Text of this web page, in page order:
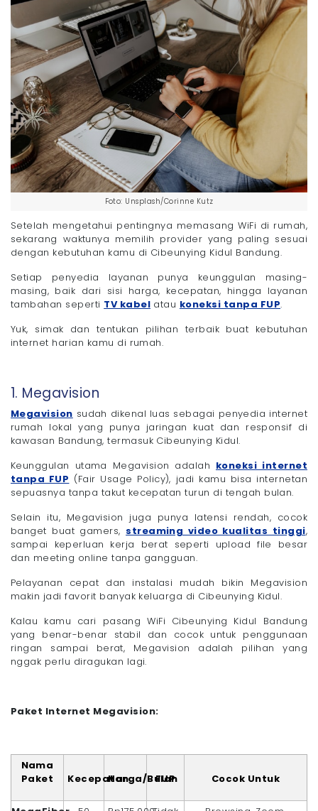
Foto: Unsplash/Corinne Kutz
Setelah mengetahui pentingnya memasang WiFi di rumah,
sekarang waktunya memilih provider yang paling sesuai
dengan kebutuhan kamu di Cibeunying Kidul Bandung.
Setiap penyedia layanan punya keunggulan masing-
masing, baik dari sisi harga, kecepatan, hingga layanan
tambahan seperti TV kabel atau koneksi tanpa FUP.
Yuk, simak dan tentukan pilihan terbaik buat kebutuhan
internet harian kamu di rumah.
1. Megavision
Megavision sudah dikenal luas sebagai penyedia internet
rumah lokal yang punya jaringan kuat dan responsif di
kawasan Bandung, termasuk Cibeunying Kidul.
Keunggulan utama Megavision adalah koneksi internet
tanpa FUP (Fair Usage Policy), jadi kamu bisa internetan
sepuasnya tanpa takut kecepatan turun di tengah bulan.
Selain itu, Megavision juga punya latensi rendah, cocok
banget buat gamers, streaming video kualitas tinggi,
sampai keperluan kerja berat seperti upload file besar
dan meeting online tanpa gangguan.
Pelayanan cepat dan instalasi mudah bikin Megavision
makin jadi favorit banyak keluarga di Cibeunying Kidul.
Kalau kamu cari pasang WiFi Cibeunying Kidul Bandung
yang benar-benar stabil dan cocok untuk penggunaan
ringan sampai berat, Megavision adalah pilihan yang
nggak perlu diragukan lagi.
Paket Internet Megavision:
Nama
Paket
KecepatanHarga/Bulan
FUP Cocok Untuk